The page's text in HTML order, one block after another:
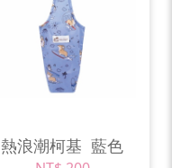
熱浪潮柯基 藍色